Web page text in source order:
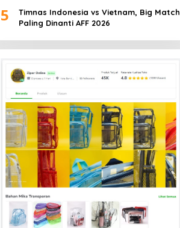
5
Timnas Indonesia vs Vietnam, Big Match
Paling Dinanti AFF 2026